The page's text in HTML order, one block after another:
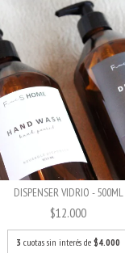
DISPENSER VIDRIO - 500ML
$12.000
3 cuotas sin interés de$4.000